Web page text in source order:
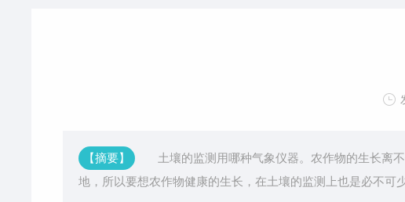
【摘要】
土壤的监测用哪种气象仪器。农作物的生长离
地，所以要想农作物健康的生长，在土壤的监测上也是必不可